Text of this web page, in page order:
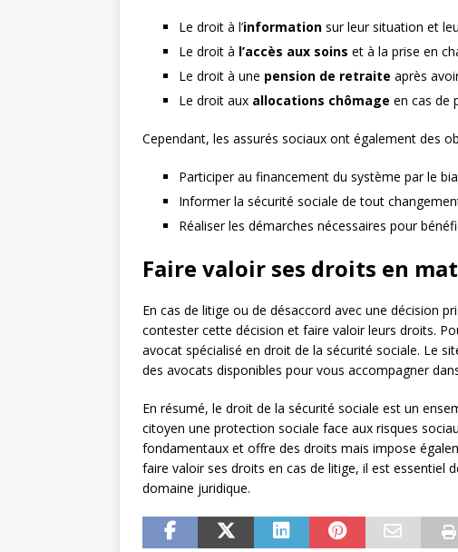
Le droit à l’information sur leur situation et
Le droit à l’accès aux soins et à la prise en
Le droit à une pension de retraite après
Le droit aux allocations chômage en cas de
Cependant, les assurés sociaux ont également des
Participer au financement du système par le
Informer la sécurité sociale de tout
Réaliser les démarches nécessaires pour
Faire valoir ses droits en
En cas de litige ou de désaccord avec une décision
contester cette décision et faire valoir leurs droits.
avocat spécialisé en droit de la sécurité sociale. Le
des avocats disponibles pour vous accompagner
En résumé, le droit de la sécurité sociale est un
citoyen une protection sociale face aux risques
fondamentaux et offre des droits mais impose
faire valoir ses droits en cas de litige, il est essentiel
domaine juridique.